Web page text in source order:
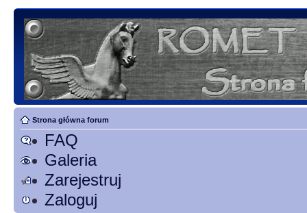
Strona główna forum
FAQ
Galeria
Zarejestruj
Zaloguj